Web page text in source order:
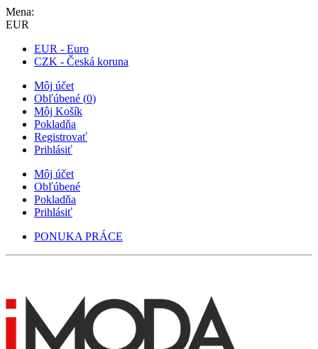
Mena:
EUR
EUR - Euro
CZK - Česká koruna
Môj účet
Obľúbené (0)
Môj Košík
Pokladňa
Registrovať
Prihlásiť
Môj účet
Obľúbené
Pokladňa
Prihlásiť
PONUKA PRÁCE